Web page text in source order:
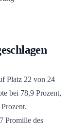
Platz 22 von 24
bei 78,9 Prozent,
Promille des